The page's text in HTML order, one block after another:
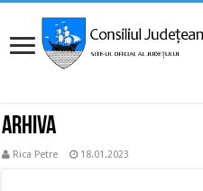
ARHIVA
Rica Petre 18.01.2023